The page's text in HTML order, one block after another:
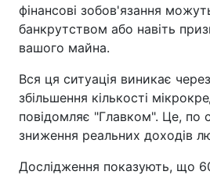
фінансові зобов'язання
банкрутством або навіть
вашого майна.
Вся ця ситуація виникає
збільшення кількості
повідомляє "Главком". Це, по
зниження реальних доходів
Дослідження показують, що